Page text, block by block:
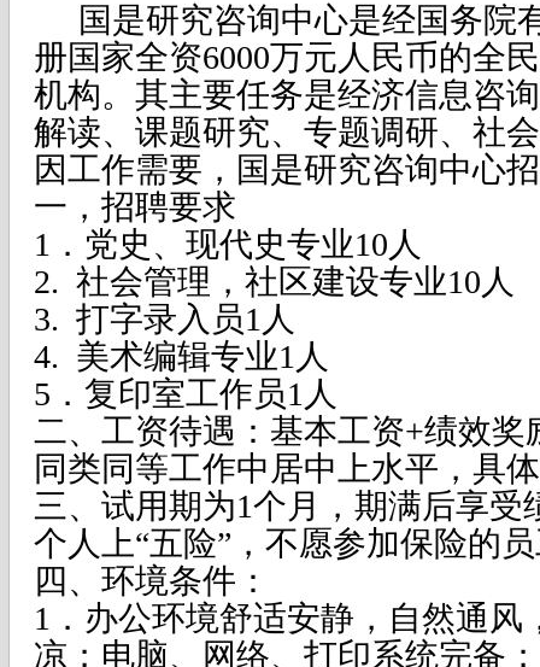
国是研究咨询中心是经国务院
册国家全资6000万元人民币的全
机构。其主要任务是经济信息咨
解读、课题研究、专题调研、社
因工作需要，国是研究咨询中心
一，招聘要求
1． 党史、现代史专业10人
2. 社会管理，社区建设专业10人
3. 打字录入员1 人
4. 美术编辑专业1 人
5 ．复印室工作员1 人
二、工资待遇：基本工资+绩效奖
同类同等工作中居中上水平，具
三、试用期为1个月，期满后享受
个人上“五险”，不愿参加保险的
四、环境条件：
1 ．办公环境舒适安静，自然通
凉；电脑、网络、打印系统完备；